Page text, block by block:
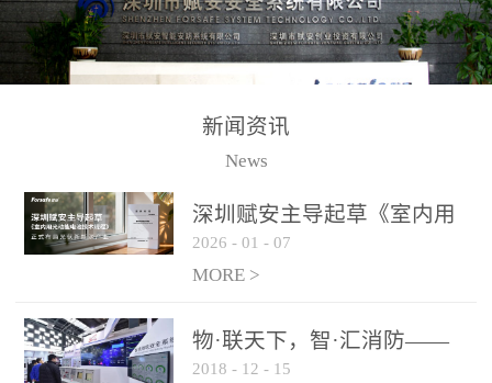
剧院、会议展览中心、体
育馆、大型仓库和隧道空
间等，其建筑结构特殊、
火灾隐患多。一旦发生火
传统的火灾关测器无法被
及时缺发，不能及早发现
和有效扑救火火，这不仅
力和闲难，同时也将造成
巨大的经济损失和社会影
后向光电感烟探测技术、
高可靠的系统抗干扰技术
等多项专利技术和专有技
警领域三十多年技术积累
和工程实践的结晶。
新闻资讯
News
深圳赋安主导起草《室内用
光动能电池技术规程》 正式
布局光伏新能源产业
2026 - 01 - 07
MORE >
物·联天下，智·汇消防——
赋安F&S 2018上海消防展圆
2018 - 12 - 15